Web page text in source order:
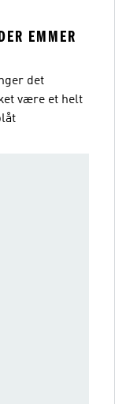
EMMER
det
være et helt